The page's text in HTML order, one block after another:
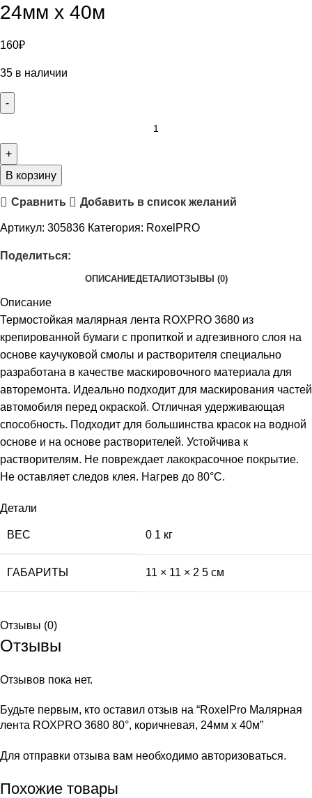
24мм х 40м
160₽
35 в наличии
В корзину
Сравнить Добавить в список желаний
Артикул: 305836 Категория: RoxelPRO
Поделиться:
ОПИСАНИЕДЕТАЛИОТЗЫВЫ (0)
Описание
Термостойкая малярная лента ROXPRO 3680 из
крепированной бумаги с пропиткой и адгезивного слоя на
основе каучуковой смолы и растворителя специально
разработана в качестве маскировочного материала для
авторемонта. Идеально подходит для маскирования частей
автомобиля перед окраской. Отличная удерживающая
способность. Подходит для большинства красок на водной
основе и на основе растворителей. Устойчива к
растворителям. Не повреждает лакокрасочное покрытие.
Не оставляет следов клея. Нагрев до 80°С.
Детали
ВЕС 0 1 кг
ГАБАРИТЫ 11 × 11 × 2 5 см
Отзывы (0)
Отзывы
Отзывов пока нет.
Будьте первым, кто оставил отзыв на “RoxelPro Малярная
лента ROXPRO 3680 80°, коричневая, 24мм х 40м”
Для отправки отзыва вам необходимо авторизоваться.
Похожие товары